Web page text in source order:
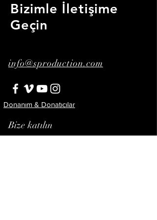
Bizimle İletişime
Geçin
info@sproduction.com
Donanım & Donatıcılar
Bize katılın